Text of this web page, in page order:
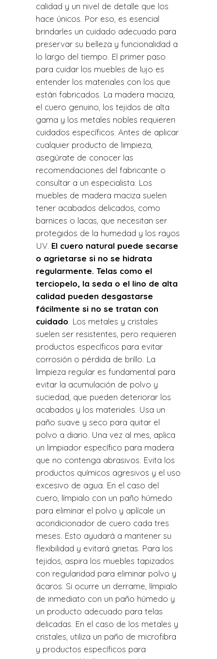
calidad y un nivel de detalle que los
hace únicos. Por eso, es esencial
brindarles un cuidado adecuado para
preservar su belleza y funcionalidad a
lo largo del tiempo. El primer paso
para cuidar los muebles de lujo es
entender los materiales con los que
están fabricados. La madera maciza,
el cuero genuino, los tejidos de alta
gama y los metales nobles requieren
cuidados específicos. Antes de aplicar
cualquier producto de limpieza,
asegúrate de conocer las
recomendaciones del fabricante o
consultar a un especialista. Los
muebles de madera maciza suelen
tener acabados delicados, como
barnices o lacas, que necesitan ser
protegidos de la humedad y los rayos
UV. El cuero natural puede secarse
o agrietarse si no se hidrata
regularmente. Telas como el
terciopelo, la seda o el lino de alta
calidad pueden desgastarse
fácilmente si no se tratan con
cuidado . Los metales y cristales
suelen ser resistentes, pero requieren
productos específicos para evitar
corrosión o pérdida de brillo. La
limpieza regular es fundamental para
evitar la acumulación de polvo y
suciedad, que pueden deteriorar los
acabados y los materiales. Usa un
paño suave y seco para quitar el
polvo a diario. Una vez al mes, aplica
un limpiador específico para madera
que no contenga abrasivos. Evita los
productos químicos agresivos y el uso
excesivo de agua. En el caso del
cuero, límpialo con un paño húmedo
para eliminar el polvo y aplícale un
acondicionador de cuero cada tres
meses. Esto ayudará a mantener su
flexibilidad y evitará grietas. Para los
tejidos, aspira los muebles tapizados
con regularidad para eliminar polvo y
ácaros. Si ocurre un derrame, límpialo
de inmediato con un paño húmedo y
un producto adecuado para telas
delicadas. En el caso de los metales y
cristales, utiliza un paño de microfibra
y productos específicos para